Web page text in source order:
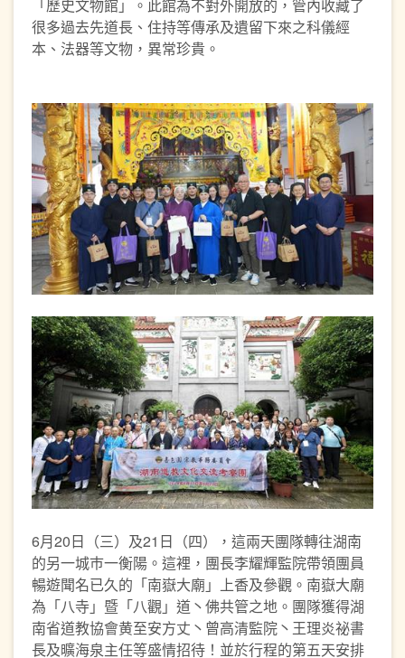
「歷史文物館」。此館為不對外開放的，管內收藏了
很多過去先道長、住持等傳承及遺留下來之科儀經
本、法器等文物，異常珍貴。
6月20日（三）及21日（四），這兩天團隊轉往湖南
的另一城巿一衡陽。這裡，團長李耀輝監院帶領團員
暢遊聞名已久的「南嶽大廟」上香及參觀。南嶽大廟
為「八寺」暨「八觀」道丶佛共管之地。團隊獲得湖
南省道教協會黄至安方丈丶曾高清監院丶王理炎祕書
長及曠海泉主任等盛情招待！並於行程的第五天安排